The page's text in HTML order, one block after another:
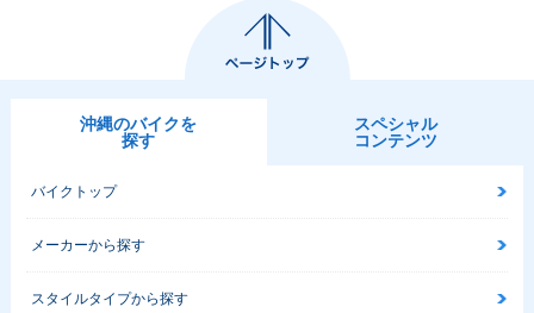
ーチェンジ
沖縄のバイクを
探す
スペシャル
コンテンツ
バイクトップ
メーカーから探す
スタイルタイプから探す